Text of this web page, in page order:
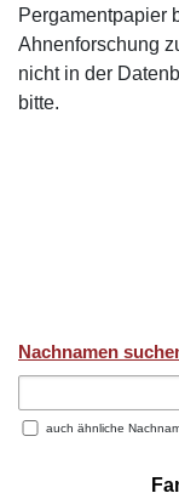
Pergamentpapier
Ahnenforschung
nicht in der
bitte.
Nachnamen
auch ähnliche